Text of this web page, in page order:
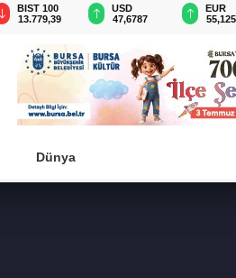
BIST 100
13.779,39
USD
47,6787
EUR
Dünya